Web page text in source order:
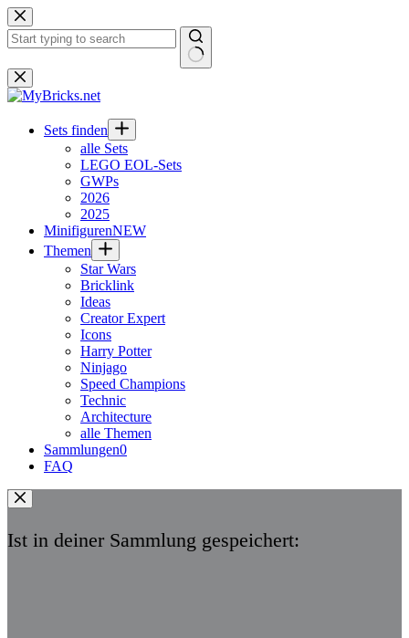
Zum
Inhalt
springen
Keine
Ergebnisse
Sets finden
alle Sets
LEGO EOL-Sets
GWPs
2026
2025
MinifigurenNEW
Themen
Star Wars
Bricklink
Ideas
Creator Expert
Icons
Harry Potter
Ninjago
Speed Champions
Technic
Architecture
alle Themen
Sammlungen0
FAQ
Ist in deiner Sammlung gespeichert: